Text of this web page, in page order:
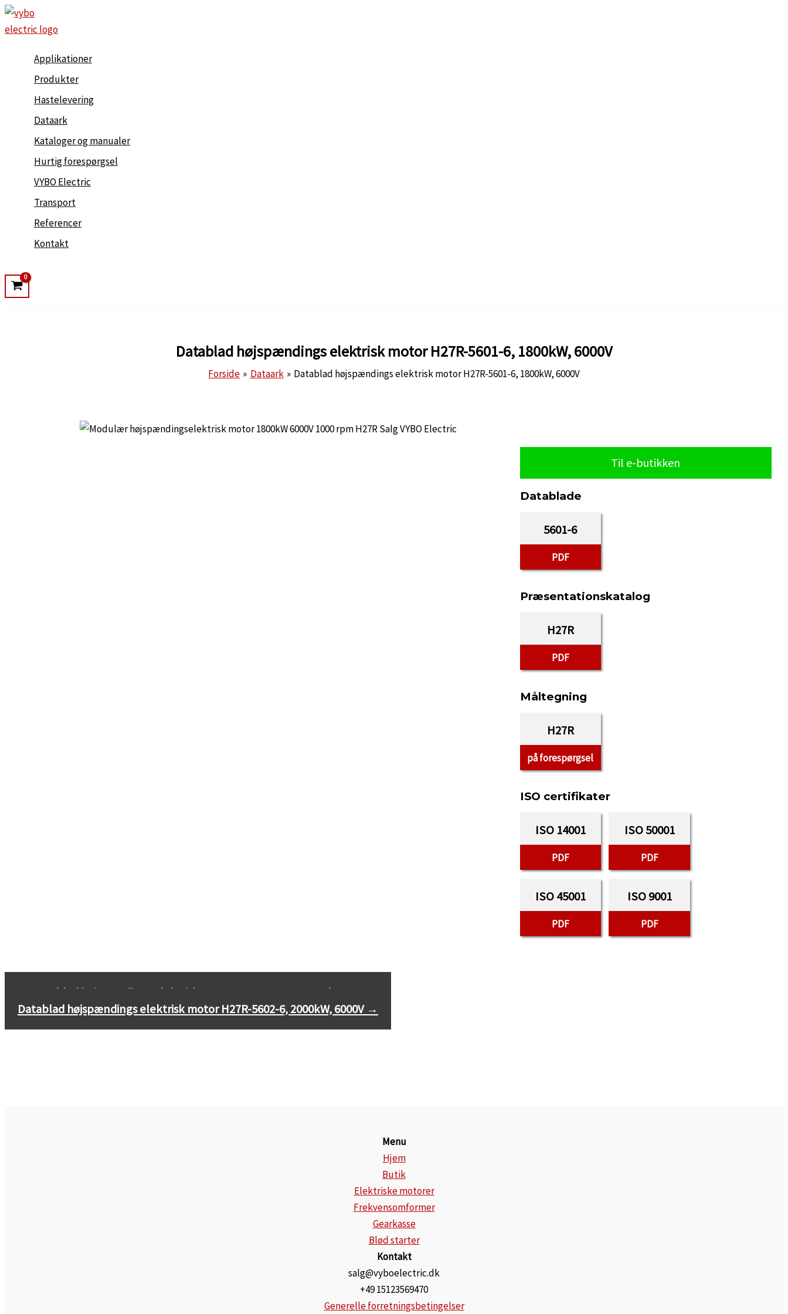
Gå
til
Applikationer
Produkter
Hastelevering
Dataark
Kataloger og manualer
Hurtig forespørgsel
VYBO Electric
Transport
Referencer
Kontakt
Datablad højspændings elektrisk motor H27R-5601-6, 1800kW, 6000V
Forside Dataark Datablad højspændings elektrisk motor H27R-5601-6, 1800kW, 6000V
Til e-butikken
Datablade
5601-6
PDF
Præsentationskatalog
H27R
PDF
Måltegning
H27R
på forespørgsel
ISO certifikater
ISO 14001
PDF
ISO 50001
PDF
ISO 45001
PDF
ISO 9001
PDF
Datablad højspændings elektrisk motor H27R-5004-6, 1600kW, 6000V
Datablad højspændings elektrisk motor H27R-5602-6, 2000kW, 6000V →
Menu
Hjem
Butik
Elektriske motorer
Frekvensomformer
Gearkasse
Blød starter
Kontakt
salg@vyboelectric.dk
+49 15123569470
Generelle forretningsbetingelser